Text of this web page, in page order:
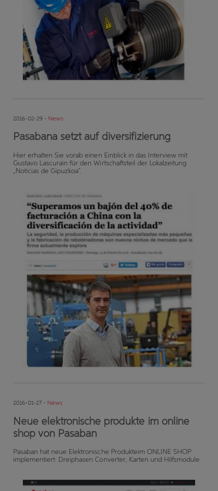
2016-02-29 - News
Pasabana setzt auf diversifizierung
Hier erhalten Sie vorab einen Einblick in das Interview mit
Gustavo Lascurain für den Wirtschaftsteil der Lokalzeitung
„Noticias de Gipuzkoa“.
2016-01-27 - News
Neue elektronische produkte im online
shop von Pasaban
Pasaban hat neue Elektronische Produkteim ONLINE SHOP
implementiert: Dreiphasen Converter, Karten und Hilfsmodule.